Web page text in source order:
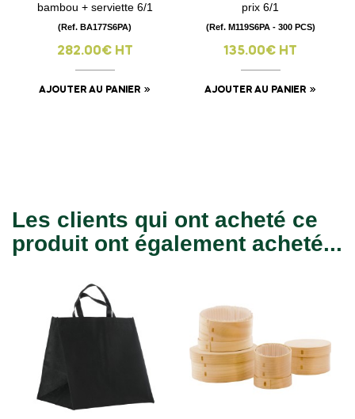
bambou + serviette 6/1
(Ref. BA177S6PA)
282.00€ HT
AJOUTER AU PANIER
prix 6/1
(Ref. M119S6PA - 300 PCS)
135.00€ HT
AJOUTER AU PANIER
Les clients qui ont acheté ce
produit ont également acheté...